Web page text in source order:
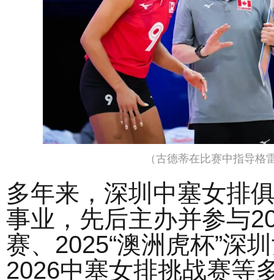
（古德蒂在比赛中指导格
多年来，深圳中塞女排
事业，先后主办并参与
赛、2025“澳洲虎杯”深
2026中塞女排挑战赛等